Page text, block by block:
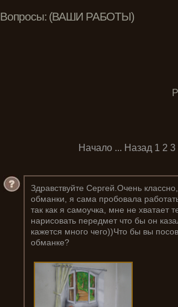
Вопросы: (ВАШИ РАБОТЫ)
Начало... Назад 1 2 3
Здравствуйте Сергей.Очень
обманки, я сама пробовала
так как я самоучка, мне не хватает
нарисовать передмет что бы он
кажется много чего))Что бы вы
обманке?